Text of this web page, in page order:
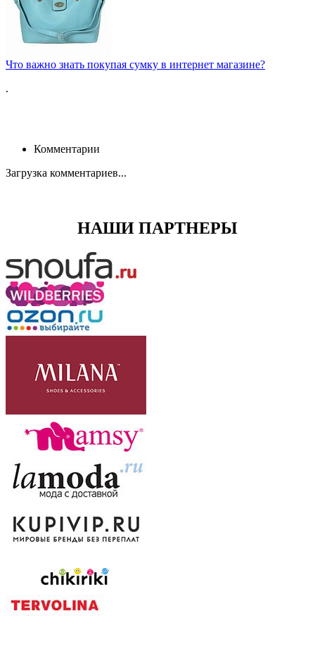
Что важно знать покупая сумку в интернет магазине?
.
Комментарии
Загрузка комментариев...
НАШИ ПАРТНЕРЫ